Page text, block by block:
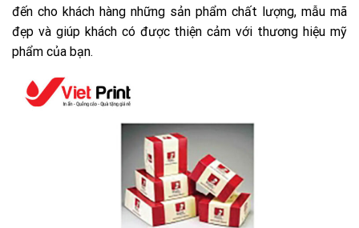
đến cho khách hàng những sản phẩm chất lượng, mẫu mã
đẹp và giúp khách có được thiện cảm với thương hiệu mỹ
phẩm của bạn.